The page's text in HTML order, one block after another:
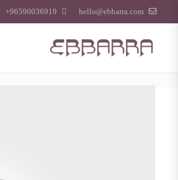
hello@ebbarra.com
96590036919+